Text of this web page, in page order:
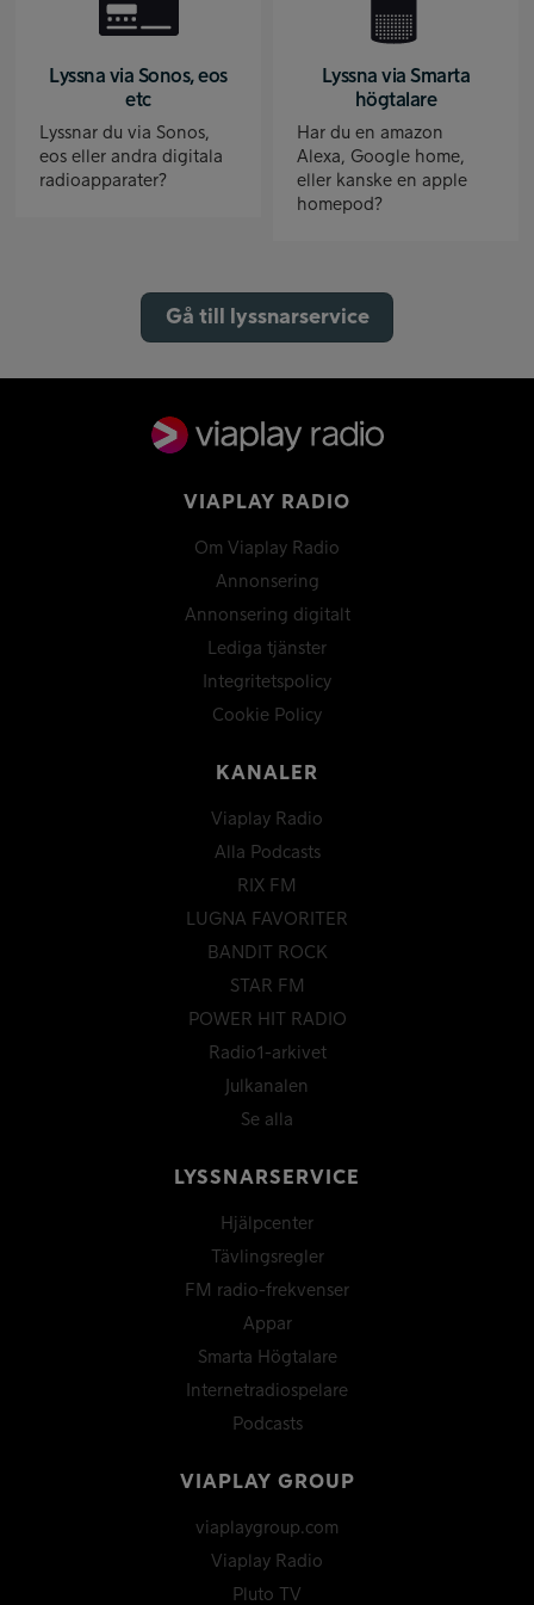
Lyssna via Sonos, eos
etc
Lyssnar du via Sonos,
eos eller andra digitala
radioapparater?
Lyssna via Smarta
högtalare
Har du en amazon
Alexa, Google home,
eller kanske en apple
homepod?
Gå till lyssnarservice
VIAPLAY RADIO
Om Viaplay Radio
Annonsering
Annonsering digitalt
Lediga tjänster
Integritetspolicy
Cookie Policy
KANALER
Viaplay Radio
Alla Podcasts
RIX FM
LUGNA FAVORITER
BANDIT ROCK
STAR FM
POWER HIT RADIO
Radio1-arkivet
Julkanalen
Se alla
LYSSNARSERVICE
Hjälpcenter
Tävlingsregler
FM radio-frekvenser
Appar
Smarta Högtalare
Internetradiospelare
Podcasts
VIAPLAY GROUP
viaplaygroup.com
Viaplay Radio
Pluto TV